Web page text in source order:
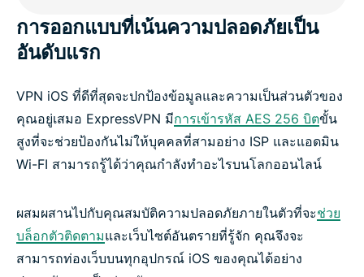
การออกแบบที่เน้นความปลอดภัยเป็น
อันดับแรก
VPN iOS ที่ดีที่สุดจะปกป้องข้อมูลและความเป็นส่วนตัวของ
คุณอยู่เสมอ ExpressVPN มีการเข้ารหัส AES 256 บิตขั้น
สูงที่จะช่วยป้องกันไม่ให้บุคคลที่สามอย่าง ISP และแอดมิน
Wi-FI สามารถรู้ได้ว่าคุณกำลังทำอะไรบนโลกออนไลน์
ผสมผสานไปกับคุณสมบัติความปลอดภัยภายในตัวที่จะช่วย
บล็อกตัวติดตามและเว็บไซต์อันตรายที่รู้จัก คุณจึงจะ
สามารถท่องเว็บบนทุกอุปกรณ์ iOS ของคุณได้อย่าง